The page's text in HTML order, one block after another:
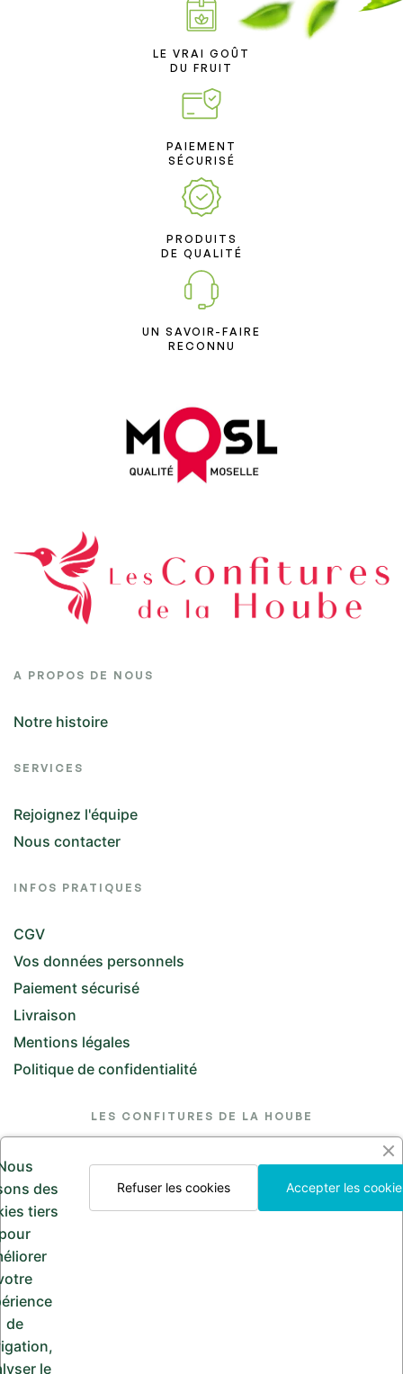
LE VRAI GOÛT
DU FRUIT
PAIEMENT
SÉCURISÉ
PRODUITS
DE QUALITÉ
UN SAVOIR-FAIRE
RECONNU
A PROPOS DE NOUS
Notre histoire
SERVICES
Rejoignez l'équipe
Nous contacter
INFOS PRATIQUES
CGV
Vos données personnels
Paiement sécurisé
Livraison
Mentions légales
Politique de confidentialité
LES CONFITURES DE LA HOUBE
26 Rue de l'Église, 57370 Saint-Jean-Kourtzerode
lesconfituresdelahoube@hotmail.com
Appelez-nous
03 87 24 30 97
des
tiers
de
le
Accepter les
Refuser les cookies